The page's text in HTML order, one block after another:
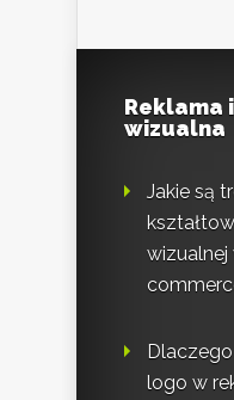
Reklama
wizualna
Jakie są
wizualnej
logo w